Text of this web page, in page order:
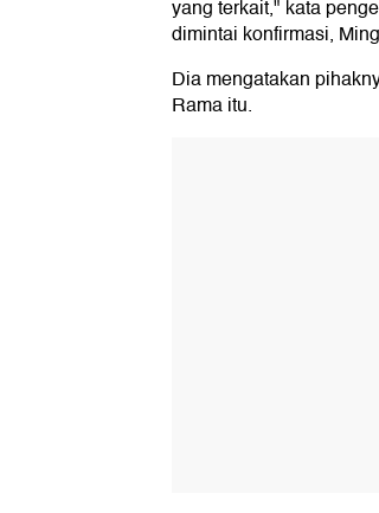
yang terkait," kata
dimintai konfirmasi,
Dia mengatakan
Rama itu.